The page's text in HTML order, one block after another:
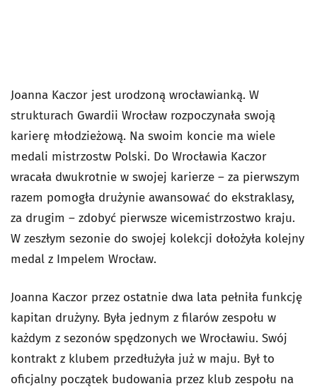
Joanna Kaczor jest urodzoną wrocławianką. W
strukturach Gwardii Wrocław rozpoczynała swoją
karierę młodzieżową. Na swoim koncie ma wiele
medali mistrzostw Polski. Do Wrocławia Kaczor
wracała dwukrotnie w swojej karierze – za pierwszym
razem pomogła drużynie awansować do ekstraklasy,
za drugim – zdobyć pierwsze wicemistrzostwo kraju.
W zeszłym sezonie do swojej kolekcji dołożyła kolejny
medal z Impelem Wrocław.
Joanna Kaczor przez ostatnie dwa lata pełniła funkcję
kapitan drużyny. Była jednym z filarów zespołu w
każdym z sezonów spędzonych we Wrocławiu. Swój
kontrakt z klubem przedłużyła już w maju. Był to
oficjalny początek budowania przez klub zespołu na